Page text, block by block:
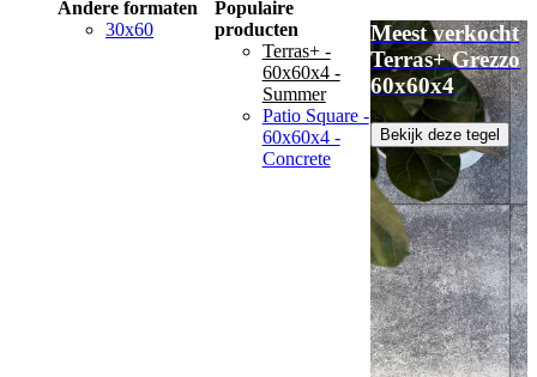
Andere formaten
30x60
Populaire
producten
Terras+ -
60x60x4 -
Summer
Patio Square -
60x60x4 -
Concrete
Meest verkocht
Terras+ Grezzo
60x60x4
Bekijk deze tegel